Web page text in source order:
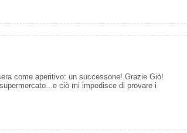
come aperitivo: un successone! Grazie Giò!
ciò mi impedisce di provare i